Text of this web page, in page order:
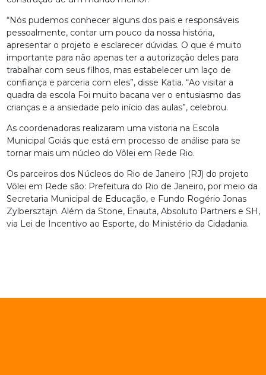
“Nós pudemos conhecer alguns dos pais e responsáveis
pessoalmente, contar um pouco da nossa história,
apresentar o projeto e esclarecer dúvidas. O que é muito
importante para não apenas ter a autorização deles para
trabalhar com seus filhos, mas estabelecer um laço de
confiança e parceria com eles”, disse Katia. “Ao visitar a
quadra da escola Foi muito bacana ver o entusiasmo das
crianças e a ansiedade pelo início das aulas”, celebrou.
As coordenadoras realizaram uma vistoria na Escola
Municipal Goiás que está em processo de análise para se
tornar mais um núcleo do Vôlei em Rede Rio.
Os parceiros dos Núcleos do Rio de Janeiro (RJ) do projeto
Vôlei em Rede são: Prefeitura do Rio de Janeiro, por meio da
Secretaria Municipal de Educação, e Fundo Rogério Jonas
Zylbersztajn. Além da Stone, Enauta, Absoluto Partners e SH,
via Lei de Incentivo ao Esporte, do Ministério da Cidadania.